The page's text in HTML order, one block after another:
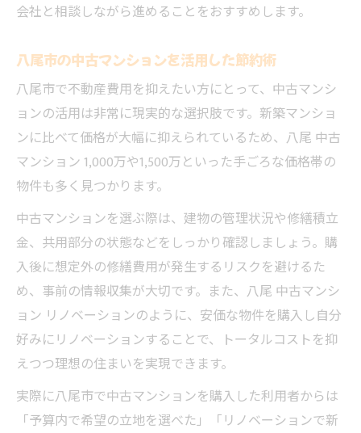
会社と相談しながら進めることをおすすめします。
八尾市の中古マンションを活用した節約術
八尾市で不動産費用を抑えたい方にとって、中古マンシ
ョンの活用は非常に現実的な選択肢です。新築マンショ
ンに比べて価格が大幅に抑えられているため、八尾 中古
マンション 1,000万や1,500万といった手ごろな価格帯の
物件も多く見つかります。
中古マンションを選ぶ際は、建物の管理状況や修繕積立
金、共用部分の状態などをしっかり確認しましょう。購
入後に想定外の修繕費用が発生するリスクを避けるた
め、事前の情報収集が大切です。また、八尾 中古マンシ
ョン リノベーションのように、安価な物件を購入し自分
好みにリノベーションすることで、トータルコストを抑
えつつ理想の住まいを実現できます。
実際に八尾市で中古マンションを購入した利用者からは
「予算内で希望の立地を選べた」「リノベーションで新